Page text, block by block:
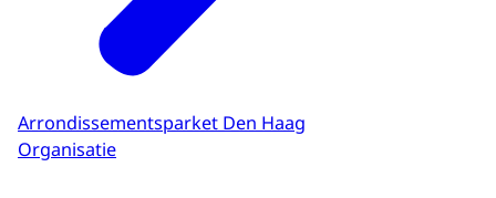
Arrondissementsparket Den Haag
Organisatie